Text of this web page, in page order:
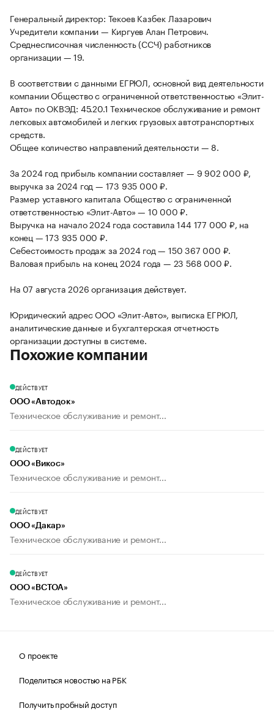
Генеральный директор: Текоев Казбек Лазарович
Учредители компании — Киргуев Алан Петрович.
Среднесписочная численность (ССЧ) работников
организации — 19.
В соответствии с данными ЕГРЮЛ, основной вид деятельности
компании Общество с ограниченной ответственностью «Элит-
Авто» по ОКВЭД: 45.20.1 Техническое обслуживание и ремонт
легковых автомобилей и легких грузовых автотранспортных
средств.
Общее количество направлений деятельности — 8.
За 2024 год прибыль компании составляет — 9 902 000 ₽,
выручка за 2024 год — 173 935 000 ₽.
Размер уставного капитала Общество с ограниченной
ответственностью «Элит-Авто» — 10 000 ₽.
Выручка на начало 2024 года составила 144 177 000 ₽, на
конец — 173 935 000 ₽.
Себестоимость продаж за 2024 год — 150 367 000 ₽.
Валовая прибыль на конец 2024 года — 23 568 000 ₽.
На 07 августа 2026 организация действует.
Юридический адрес ООО «Элит-Авто», выписка ЕГРЮЛ,
аналитические данные и бухгалтерская отчетность
организации доступны в системе.
Похожие компании
ДЕЙСТВУЕТ
ООО «Автодок»
Техническое обслуживание и ремонт...
ДЕЙСТВУЕТ
ООО «Викос»
Техническое обслуживание и ремонт...
ДЕЙСТВУЕТ
ООО «Дакар»
Техническое обслуживание и ремонт...
ДЕЙСТВУЕТ
ООО «ВСТОА»
Техническое обслуживание и ремонт...
О проекте
Поделиться новостью на РБК
Получить пробный доступ